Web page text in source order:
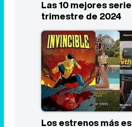
Los estrenos más
Prime Video en 2024